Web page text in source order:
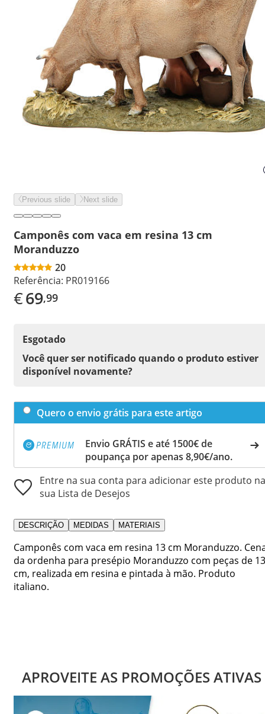
Previous slide Next slide
Camponês com vaca em resina 13 cm
Moranduzzo
20
Referência: PR019166
€69,99
Esgotado
Você quer ser notificado quando o produto estiver
disponível novamente?
Quero o envio grátis para este artigo
Envio GRÁTIS e até 1500€ de
poupança por apenas 8,90€/ano.
Entre na sua conta para adicionar este produto na
sua Lista de Desejos
DESCRIÇÃO MEDIDAS MATERIAIS
Camponês com vaca em resina 13 cm Moranduzzo.
da ordenha para presépio Moranduzzo com peças de 13
cm, realizada em resina e pintada à mão. Produto
italiano.
APROVEITE AS PROMOÇÕES ATIVAS